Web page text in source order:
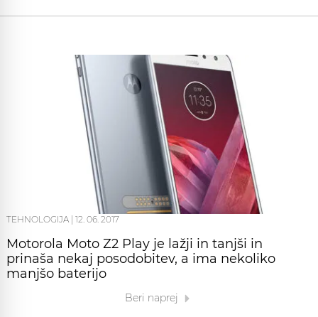
TEHNOLOGIJA | 12. 06. 2017
Motorola Moto Z2 Play je lažji in tanjši in
prinaša nekaj posodobitev, a ima nekoliko
manjšo baterijo
Beri naprej